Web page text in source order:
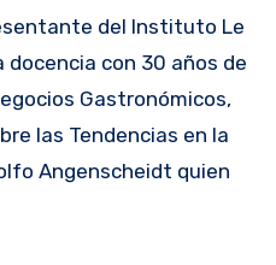
del Instituto Le
con 30 años de
Gastronómicos,
las Tendencias en la
Angenscheidt quien